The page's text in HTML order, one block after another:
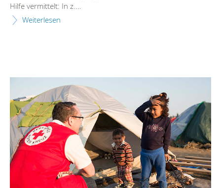
Hilfe vermittelt: In z....
Weiterlesen